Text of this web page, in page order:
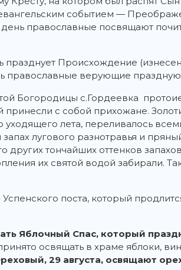
событием —
православные посвящают
празднует Происхождение
православные верующие
Богородицы с.Гордеевка
с собой прихожане.
лета, переливалось
лугового разнотравья и
других тончайших оттенков
их святой водой забирали.
поста, который
Яблочный Спас, который
освящать в храме яблоки,
29 августа, освящают